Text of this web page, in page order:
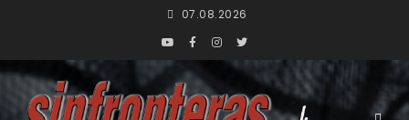
07.08.2026
SinFronteras